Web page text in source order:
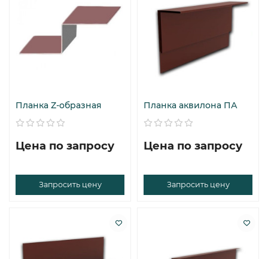
Планка Z-образная
Цена по запросу
Запросить цену
Планка аквилона ПА
Цена по запросу
Запросить цену